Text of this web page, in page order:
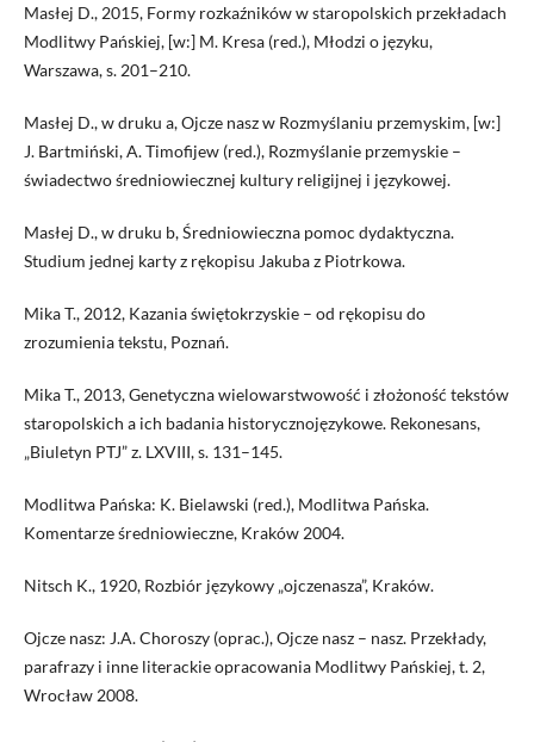
Masłej D., 2015, Formy rozkaźników w staropolskich przekładach
Modlitwy Pańskiej, [w:] M. Kresa (red.), Młodzi o języku,
Warszawa, s. 201–210.
Masłej D., w druku a, Ojcze nasz w Rozmyślaniu przemyskim, [w:]
J. Bartmiński, A. Timofijew (red.), Rozmyślanie przemyskie –
świadectwo średniowiecznej kultury religijnej i językowej.
Masłej D., w druku b, Średniowieczna pomoc dydaktyczna.
Studium jednej karty z rękopisu Jakuba z Piotrkowa.
Mika T., 2012, Kazania świętokrzyskie – od rękopisu do
zrozumienia tekstu, Poznań.
Mika T., 2013, Genetyczna wielowarstwowość i złożoność tekstów
staropolskich a ich badania historycznojęzykowe. Rekonesans,
„Biuletyn PTJ” z. LXVIII, s. 131–145.
Modlitwa Pańska: K. Bielawski (red.), Modlitwa Pańska.
Komentarze średniowieczne, Kraków 2004.
Nitsch K., 1920, Rozbiór językowy „ojczenasza”, Kraków.
Ojcze nasz: J.A. Choroszy (oprac.), Ojcze nasz – nasz. Przekłady,
parafrazy i inne literackie opracowania Modlitwy Pańskiej, t. 2,
Wrocław 2008.